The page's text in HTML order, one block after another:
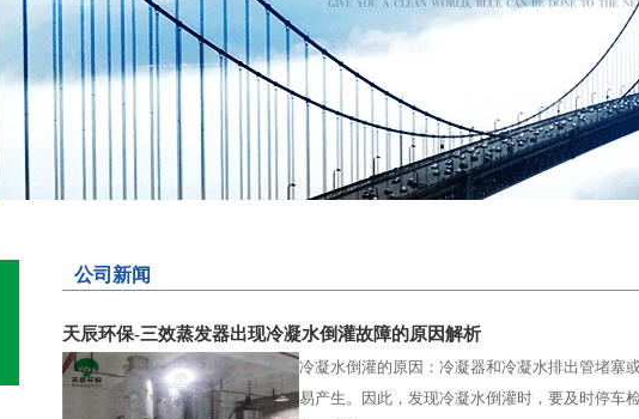
公司新闻
天辰环保-三效蒸发器出现冷凝水倒灌故障的原因解析
冷凝水倒灌的原因：冷凝器和冷凝水排出管堵塞
易产生。因此，发现冷凝水倒灌时，要及时停车